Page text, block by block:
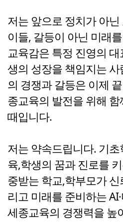
저는 앞으로 정치가 아
이들, 갈등이 아닌 미래
교육감은 특정 진영의
생의 성장을 책임지는
의 경쟁과 갈등은 이제
종교육의 발전을 위해
때입니다.
저는 약속드립니다. 기
육,학생의 꿈과 진로를
중받는 학교,학부모가
리고 미래를 준비하는
세종교육의 경쟁력을 높